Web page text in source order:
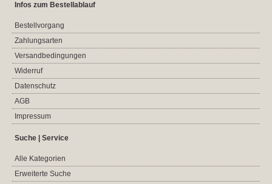
Infos zum Bestellablauf
Bestellvorgang
Zahlungsarten
Versandbedingungen
Widerruf
Datenschutz
AGB
Impressum
Suche | Service
Alle Kategorien
Erweiterte Suche